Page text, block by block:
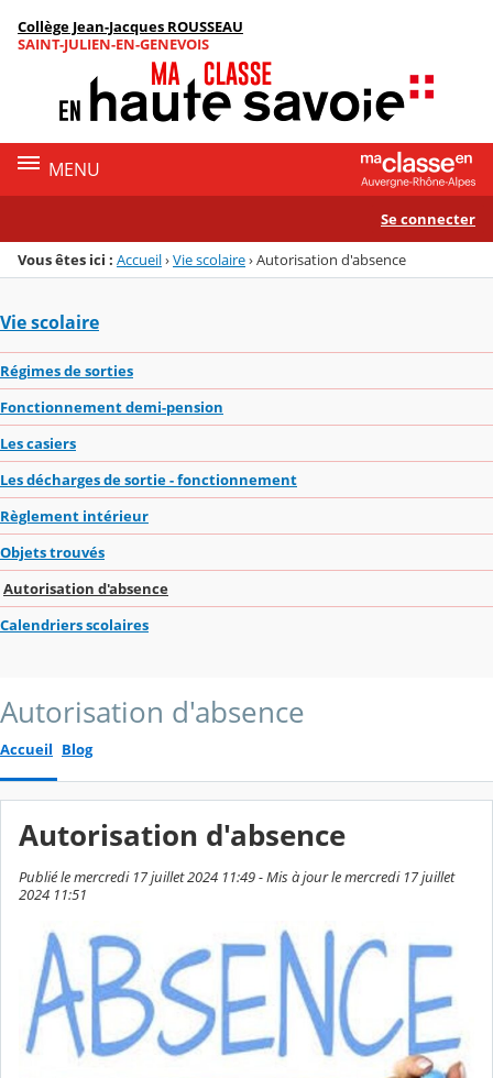
Menu de la rubrique
Contenu
Collège Jean-Jacques ROUSSEAU
SAINT-JULIEN-EN-GENEVOIS
MENU
Se connecter
Vous êtes ici : Accueil›Vie scolaire›Autorisation d'absence
Vie scolaire
Régimes de sorties
Fonctionnement demi-pension
Les casiers
Les décharges de sortie - fonctionnement
Règlement intérieur
Objets trouvés
Autorisation d'absence
Calendriers scolaires
Autorisation d'absence
Accueil Blog
Autorisation d'absence
Publié le mercredi 17 juillet 2024 11:49 - Mis à jour le mercredi 17 juillet
2024 11:51